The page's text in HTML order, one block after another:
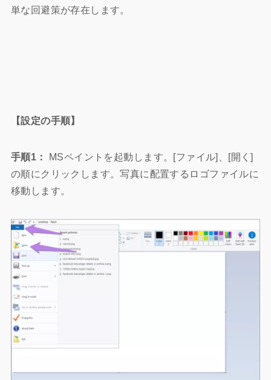
単な回避策が存在します。
【設定の手順】
手順1：
MSペイントを起動します。[ファイル]、[開く]
の順にクリックします。写真に配置するロゴファイルに
移動します。